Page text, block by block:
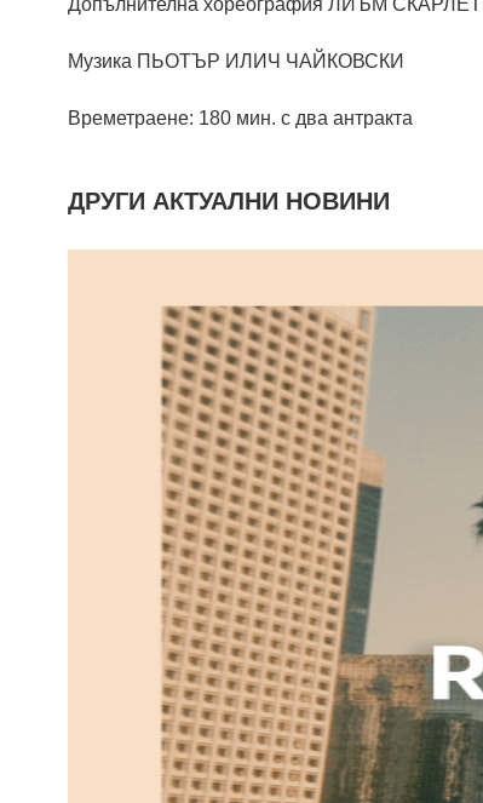
Допълнителна хореография ЛИЪМ СКАРЛЕТ
Музика ПЬОТЪР ИЛИЧ ЧАЙКОВСКИ
Времетраене: 180 мин. с два антракта
ДРУГИ АКТУАЛНИ НОВИНИ